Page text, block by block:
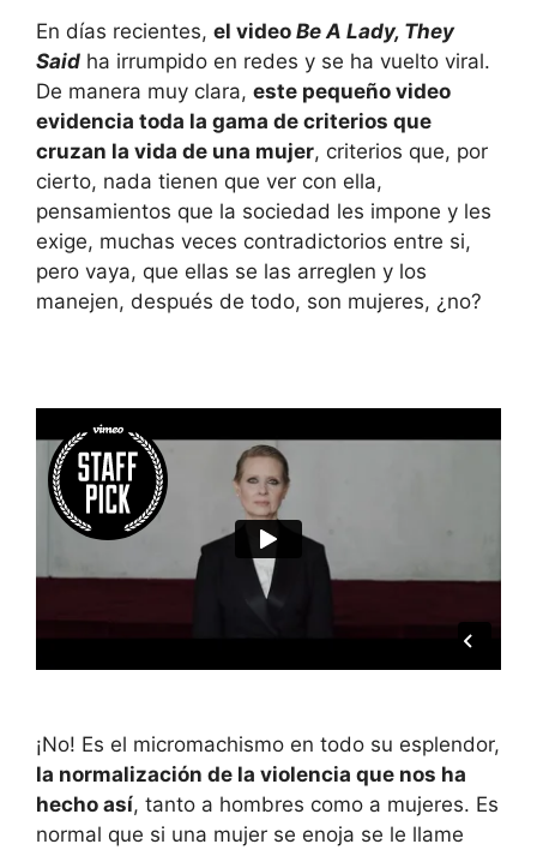
En días recientes, el video Be A Lady, They
Said ha irrumpido en redes y se ha vuelto viral.
De manera muy clara, este pequeño video
evidencia toda la gama de criterios que
cruzan la vida de una mujer, criterios que, por
cierto, nada tienen que ver con ella,
pensamientos que la sociedad les impone y les
exige, muchas veces contradictorios entre si,
pero vaya, que ellas se las arreglen y los
manejen, después de todo, son mujeres, ¿no?
¡No! Es el micromachismo en todo su esplendor,
la normalización de la violencia que nos ha
hecho así, tanto a hombres como a mujeres. Es
normal que si una mujer se enoja se le llame